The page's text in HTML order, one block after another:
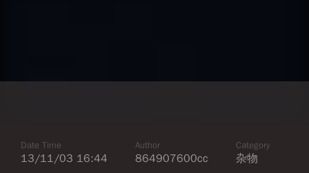
Date Time
13/11/03 16:44
Author
864907600cc
Category
杂物